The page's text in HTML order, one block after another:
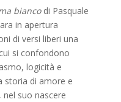
biancodi Pasquale
in apertura
di versi liberi una
si confondono
logicità e
storia di amore e
suo nascere